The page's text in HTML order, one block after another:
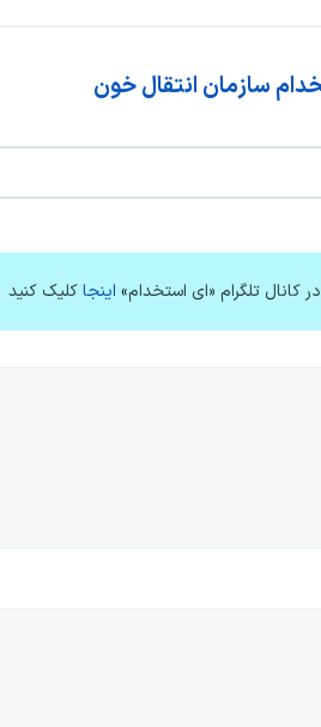
سازمان انتقال خون
کانال تلگرام «ای استخدام» اینجاکلیک کنید